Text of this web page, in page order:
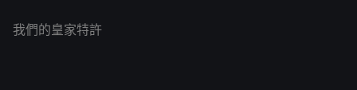
我們的皇家特許